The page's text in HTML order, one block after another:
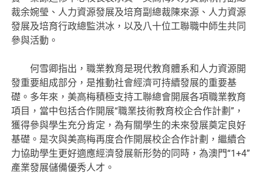
裁余婉瑩、人力資源發展及培育副總裁陳來源、人力資源
發展及培育行政總監洪冰，以及八十位工聯職中師生共同
參與活動。
何雪卿指出，職業教育是現代教育體系和人力資源開
發重要組成部分，是推動社會經濟可持續發展的重要基
礎。多年來，美高梅積極支持工聯總會開展各項職業教育
項目，當中包括合作開展“職業技術教育校企合作計劃”，
獲得參與學生充分肯定，為有關學生的未來發展奠定良好
基礎。是次與美高梅再度合作開展校企合作計劃，繼續合
力協助學生更好適應經濟發展新形勢的同時，為澳門“1+4”
產業發展儲備優秀人才。